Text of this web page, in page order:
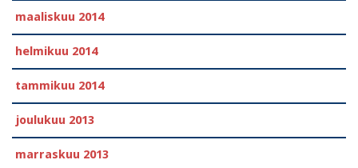
maaliskuu 2014
helmikuu 2014
tammikuu 2014
joulukuu 2013
marraskuu 2013